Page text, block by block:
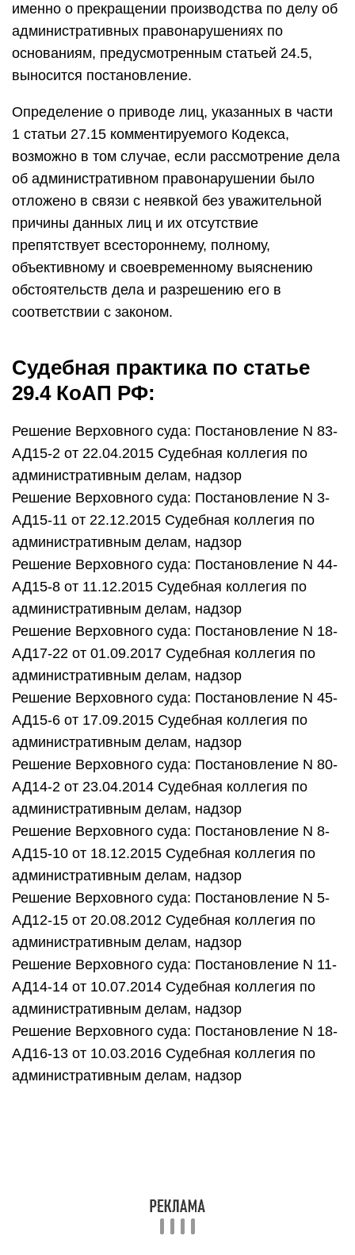
именно о прекращении производства по делу об
административных правонарушениях по
основаниям, предусмотренным статьей 24.5,
выносится постановление.
Определение о приводе лиц, указанных в части
1 статьи 27.15 комментируемого Кодекса,
возможно в том случае, если рассмотрение дела
об административном правонарушении было
отложено в связи с неявкой без уважительной
причины данных лиц и их отсутствие
препятствует всестороннему, полному,
объективному и своевременному выяснению
обстоятельств дела и разрешению его в
соответствии с законом.
Судебная практика по статье
29.4 КоАП РФ:
Решение Верховного суда: Постановление N 83-
АД15-2 от 22.04.2015 Судебная коллегия по
административным делам, надзор
Решение Верховного суда: Постановление N 3-
АД15-11 от 22.12.2015 Судебная коллегия по
административным делам, надзор
Решение Верховного суда: Постановление N 44-
АД15-8 от 11.12.2015 Судебная коллегия по
административным делам, надзор
Решение Верховного суда: Постановление N 18-
АД17-22 от 01.09.2017 Судебная коллегия по
административным делам, надзор
Решение Верховного суда: Постановление N 45-
АД15-6 от 17.09.2015 Судебная коллегия по
административным делам, надзор
Решение Верховного суда: Постановление N 80-
АД14-2 от 23.04.2014 Судебная коллегия по
административным делам, надзор
Решение Верховного суда: Постановление N 8-
АД15-10 от 18.12.2015 Судебная коллегия по
административным делам, надзор
Решение Верховного суда: Постановление N 5-
АД12-15 от 20.08.2012 Судебная коллегия по
административным делам, надзор
Решение Верховного суда: Постановление N 11-
АД14-14 от 10.07.2014 Судебная коллегия по
административным делам, надзор
Решение Верховного суда: Постановление N 18-
АД16-13 от 10.03.2016 Судебная коллегия по
административным делам, надзор